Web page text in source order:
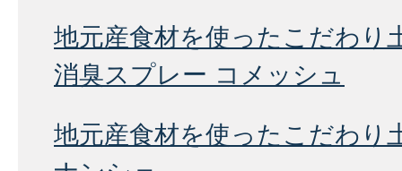
地元産食材を使ったこだわり
消臭スプレー コメッシュ
地元産食材を使ったこだわり